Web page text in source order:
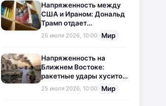
Напряженность между
США и Ираном: Дональд
Трамп отдает
предпочтение
дипломатии
25 июля 2026, 10:00 Мир
Напряженность на
Ближнем Востоке:
ракетные удары хуситов
по Саудовской Аравии
загоняют ситуацию в
25 июля 2026, 10:00 Мир